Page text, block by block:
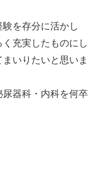
を存分に活かし
充実したものにし
いりたいと思いま
器科・内科を何卒